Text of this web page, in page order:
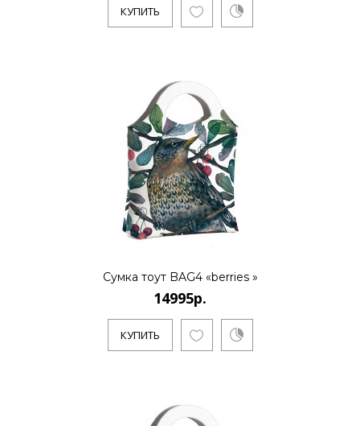
КУПИТЬ
14995р.
..
КУПИТЬ
14995р.
КУПИТЬ
Сумка тоут BAG4 «berries »
14995р.
КУПИТЬ